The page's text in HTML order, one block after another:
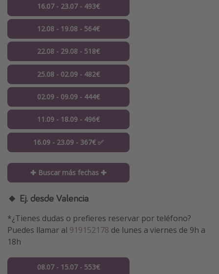
16.07 - 23.07 - 493€
12.08 - 19.08 - 564€
22.08 - 29.08 - 518€
25.08 - 02.09 - 482€
02.09 - 09.09 - 444€
11.09 - 18.09 - 496€
16.09 - 23.09 - 367€ ✅
✚ Buscar más fechas ✚
🔸 Ej. desde Valencia
*¿Tienes dudas o prefieres reservar por teléfono?
Puedes llamar al 919152178 de lunes a viernes de 9h a
18h
08.07 - 15.07 - 553€